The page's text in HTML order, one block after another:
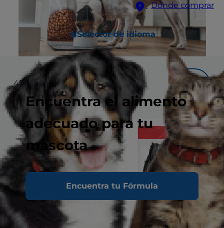
Dónde comprar
Selector de idioma
Encuentra el alimento
adecuado para tu
mascota
Encuentra tu Fórmula
49 resultados
Filtrar